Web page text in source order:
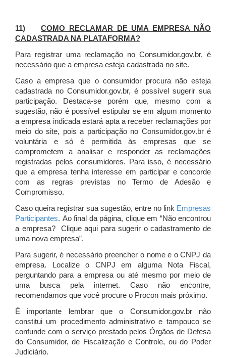
11)COMO RECLAMAR DE UMA EMPRESA NÃO
CADASTRADA NA PLATAFORMA?
Para registrar uma reclamação no Consumidor.gov.br, é
necessário que a empresa esteja cadastrada no site.
Caso a empresa que o consumidor procura não esteja
cadastrada no Consumidor.gov.br, é possível sugerir sua
participação. Destaca-se porém que, mesmo com a
sugestão, não é possível estipular se em algum momento
a empresa indicada estará apta a receber reclamações por
meio do site, pois a participação no Consumidor.gov.br é
voluntária e só é permitida às empresas que se
comprometem a analisar e responder as reclamações
registradas pelos consumidores. Para isso, é necessário
que a empresa tenha interesse em participar e concorde
com as regras previstas no Termo de Adesão e
Compromisso.
Caso queira registrar sua sugestão, entre no link Empresas
Participantes. Ao final da página, clique em “Não encontrou
a empresa? Clique aqui para sugerir o cadastramento de
uma nova empresa”.
Para sugerir, é necessário preencher o nome e o CNPJ da
empresa. Localize o CNPJ em alguma Nota Fiscal,
perguntando para a empresa ou até mesmo por meio de
uma busca pela internet. Caso não encontre,
recomendamos que você procure o Procon mais próximo.
É importante lembrar que o Consumidor.gov.br não
constitui um procedimento administrativo e tampouco se
confunde com o serviço prestado pelos Órgãos de Defesa
do Consumidor, de Fiscalização e Controle, ou do Poder
Judiciário.